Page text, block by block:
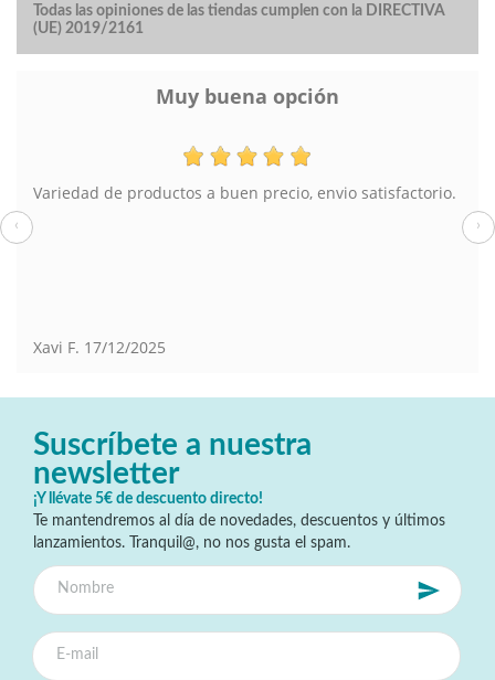
Todas las opiniones de las tiendas cumplen con la DIRECTIVA
(UE) 2019/2161
Muy buena opción
Variedad de productos a buen precio, envio satisfactorio.
Xavi F. 17/12/2025
‹ ›
Suscríbete a nuestra
newsletter
¡Y llévate 5€ de descuento directo!
Te mantendremos al día de novedades, descuentos y últimos
lanzamientos. Tranquil@, no nos gusta el spam.